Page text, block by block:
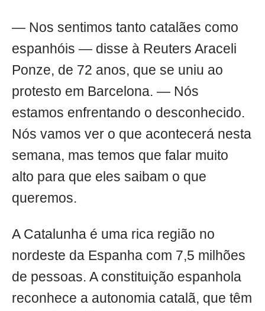
— Nos sentimos tanto catalães como
espanhóis — disse à Reuters Araceli
Ponze, de 72 anos, que se uniu ao
protesto em Barcelona. — Nós
estamos enfrentando o desconhecido.
Nós vamos ver o que acontecerá nesta
semana, mas temos que falar muito
alto para que eles saibam o que
queremos.
A Catalunha é uma rica região no
nordeste da Espanha com 7,5 milhões
de pessoas. A constituição espanhola
reconhece a autonomia catalã, que têm